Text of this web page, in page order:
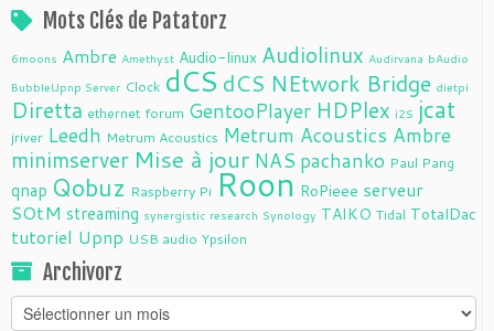
Mots Clés de Patatorz
6moons Ambre Amethyst Audio-linux Audiolinux Audirvana bAudio
BubbleUpnp Server Clock dCS dCS NEtwork Bridge dietpi
Diretta ethernet forum GentooPlayer HDPlex i2S jcat
jriver Leedh Metrum Acoustics Metrum Acoustics Ambre
minimserver Mise à jour NAS pachanko Paul Pang
qnap Qobuz Raspberry Pi Roon RoPieee serveur
SOtM streaming synergistic research Synology TAIKO Tidal TotalDac
tutoriel Upnp USB audio Ypsilon
Archivorz
Archivorz